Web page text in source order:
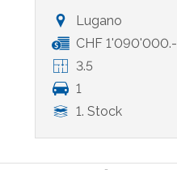
Lugano
CHF 1'090'000.-
3.5
1
1. Stock